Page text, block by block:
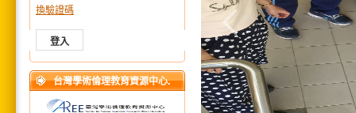
換驗證碼
台灣學術倫理教育資源中心.